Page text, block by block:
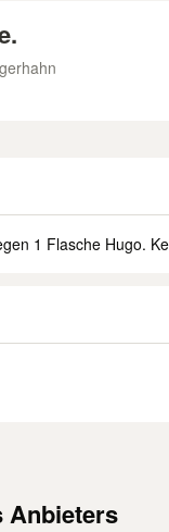
1 Flasche Hugo.
Anbieters